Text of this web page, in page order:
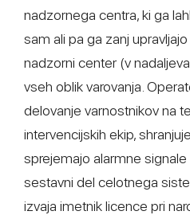
nadzornega centra, ki ga
sam ali pa ga zanj
nadzorni center (v
vseh oblik varovanja.
delovanje varnostnikov na
intervencijskih ekip,
sprejemajo alarmne
sestavni del celotnega
izvaja imetnik licence pri